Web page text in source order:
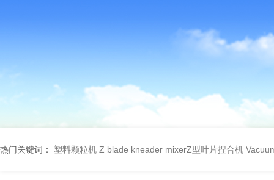
热门关键词： 塑料颗粒机 Z blade kneader mixerZ型叶片捏合机